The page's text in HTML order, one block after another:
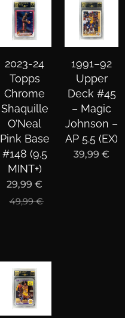
2023-24
Topps
Chrome
Shaquille
O’Neal
Pink Base
#148 (9.5
MINT+)
29,99 €
49,99€
1991–92
Upper
Deck #45
– Magic
Johnson –
AP 5.5 (EX)
39,99 €